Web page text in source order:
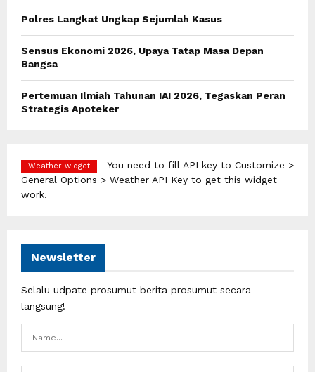
H
Polres Langkat Ungkap Sejumlah Kasus
Sensus Ekonomi 2026, Upaya Tatap Masa Depan
Bangsa
Pertemuan Ilmiah Tahunan IAI 2026, Tegaskan Peran
Strategis Apoteker
Weather widget
You need to fill API key to Customize >
General Options > Weather API Key to get this widget
work.
Newsletter
Selalu udpate prosumut berita prosumut secara
langsung!